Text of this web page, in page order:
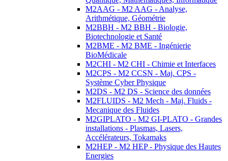
M2AAG - M2 AAG - Analyse,
Arithmétique, Géométrie
M2BBH - M2 BBH - Biologie,
Biotechnologie et Santé
M2BME - M2 BME - Ingénierie
BioMédicale
M2CHI - M2 CHI - Chimie et Interfaces
M2CPS - M2 CCSN - Maj. CPS -
Système Cyber Physique
M2DS - M2 DS - Science des données
M2FLUIDS - M2 Mech - Maj. Fluids -
Mecanique des Fluides
M2GIPLATO - M2 GI-PLATO - Grandes
installations - Plasmas, Lasers,
Accélérateurs, Tokamaks
M2HEP - M2 HEP - Physique des Hautes
Energies